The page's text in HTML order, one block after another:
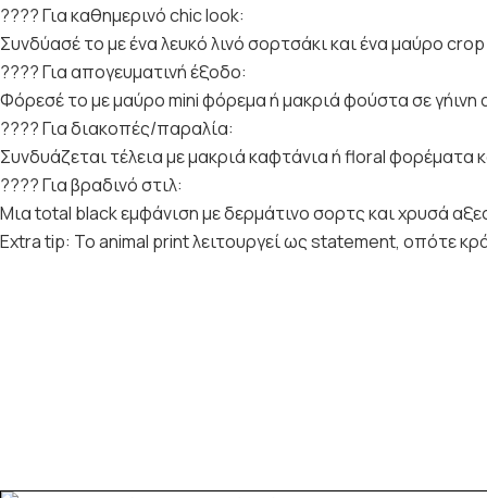
???? Για καθημερινό chic look:
Συνδύασέ το με ένα λευκό λινό σορτσάκι και ένα μαύρο
???? Για απογευματινή έξοδο:
Φόρεσέ το με μαύρο mini φόρεμα ή μακριά φούστα σε
???? Για διακοπές/παραλία:
Συνδυάζεται τέλεια με μακριά καφτάνια ή floral φορέματα
???? Για βραδινό στιλ:
Μια total black εμφάνιση με δερμάτινο σορτς και χρυσά
Extra tip: Το animal print λειτουργεί ως statement, οπότε